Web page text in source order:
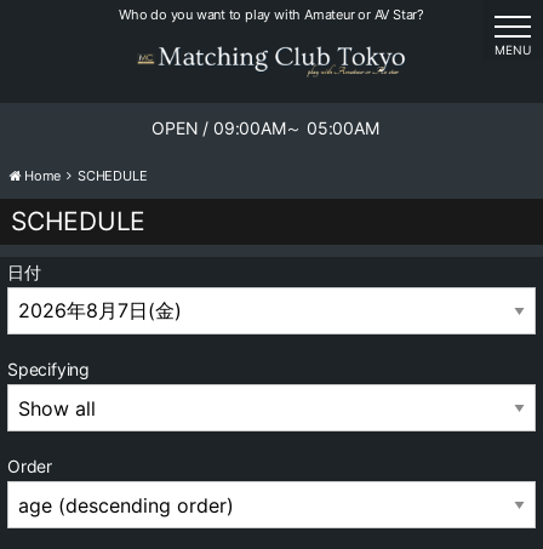
Who do you want to play with Amateur or AV Star?
OPEN / 09:00AM～ 05:00AM
Home SCHEDULE
SCHEDULE
日付
Specifying
Order
MENU